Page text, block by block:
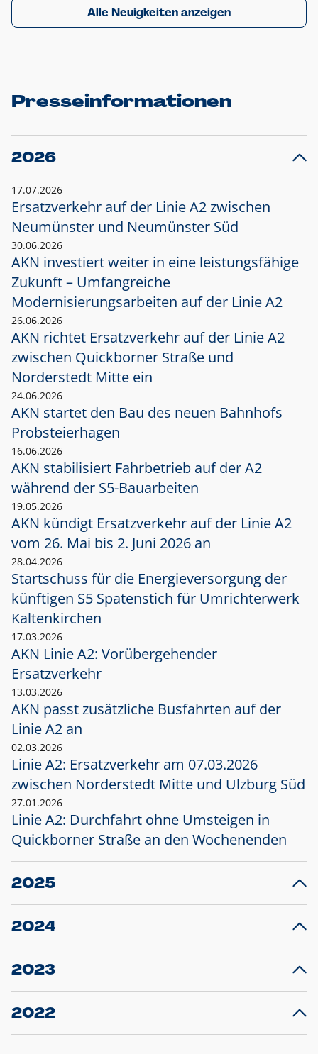
Alle Neuigkeiten anzeigen
Presseinformationen
2026
17.07.2026
Ersatzverkehr auf der Linie A2 zwischen
Neumünster und Neumünster Süd
30.06.2026
AKN investiert weiter in eine leistungsfähige
Zukunft – Umfangreiche
Modernisierungsarbeiten auf der Linie A2
26.06.2026
AKN richtet Ersatzverkehr auf der Linie A2
zwischen Quickborner Straße und
Norderstedt Mitte ein
24.06.2026
AKN startet den Bau des neuen Bahnhofs
Probsteierhagen
16.06.2026
AKN stabilisiert Fahrbetrieb auf der A2
während der S5-Bauarbeiten
19.05.2026
AKN kündigt Ersatzverkehr auf der Linie A2
vom 26. Mai bis 2. Juni 2026 an
28.04.2026
Startschuss für die Energieversorgung der
künftigen S5 Spatenstich für Umrichterwerk
Kaltenkirchen
17.03.2026
AKN Linie A2: Vorübergehender
Ersatzverkehr
13.03.2026
AKN passt zusätzliche Busfahrten auf der
Linie A2 an
02.03.2026
Linie A2: Ersatzverkehr am 07.03.2026
zwischen Norderstedt Mitte und Ulzburg Süd
27.01.2026
Linie A2: Durchfahrt ohne Umsteigen in
Quickborner Straße an den Wochenenden
2025
23.12.2025
Projekt S5: Start der Bauarbeiten am
2024
10.12.2024
Großprojekt S5: Sperrung der Bahnstraße in
2023
20.12.2023
Schleswig-Holstein verlängert den
2022
22.12.2022